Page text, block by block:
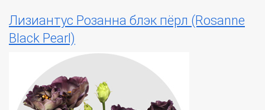
Лизиантус Розанна блэк пёрл (Rosanne
Black Pearl)